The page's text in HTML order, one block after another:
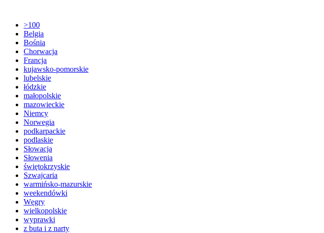
>100
Belgia
Bośnia
Chorwacja
Francja
kujawsko-pomorskie
lubelskie
łódzkie
małopolskie
mazowieckie
Niemcy
Norwegia
podkarpackie
podlaskie
Słowacja
Słowenia
świętokrzyskie
Szwajcaria
warmińsko-mazurskie
weekendówki
Węgry
wielkopolskie
wyprawki
z buta i z narty